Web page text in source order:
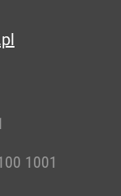
1001